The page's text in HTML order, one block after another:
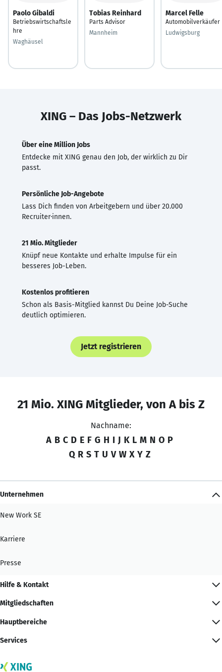
Paolo Gibaldi
Betriebswirtschaftsle
hre
Waghäusel
Tobias Reinhard
Parts Advisor
Mannheim
Marcel Felle
Automobilverkäufer
Ludwigsburg
XING – Das Jobs-Netzwerk
Über eine Million Jobs
Entdecke mit XING genau den Job, der wirklich zu Dir
passt.
Persönliche Job-Angebote
Lass Dich finden von Arbeitgebern und über 20.000
Recruiter·innen.
21 Mio. Mitglieder
Knüpf neue Kontakte und erhalte Impulse für ein
besseres Job-Leben.
Kostenlos profitieren
Schon als Basis-Mitglied kannst Du Deine Job-Suche
deutlich optimieren.
Jetzt registrieren
21 Mio. XING Mitglieder, von A bis Z
Nachname:
A B C D E F G H I J K L M N O P
Q R S T U V W X Y Z
Unternehmen
New Work SE
Karriere
Presse
Hilfe & Kontakt
Mitgliedschaften
Hauptbereiche
Services